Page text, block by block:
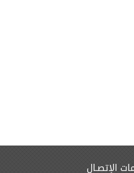
الإتصـال